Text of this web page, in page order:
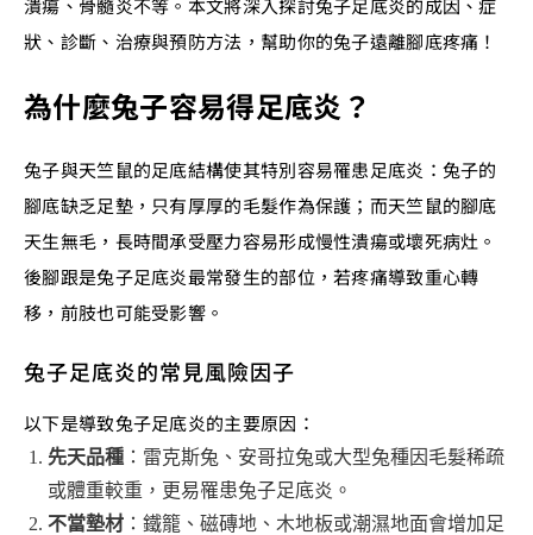
狀、診斷、治療與預防方法，幫助你的兔子遠離腳底疼痛！
為什麼兔子容易得足底炎？
兔子與天竺鼠的足底結構使其特別容易罹患足底炎：兔子的
腳底缺乏足墊，只有厚厚的毛髮作為保護；而天竺鼠的腳底
天生無毛，長時間承受壓力容易形成慢性潰瘍或壞死病灶。
後腳跟是兔子足底炎最常發生的部位，若疼痛導致重心轉
移，前肢也可能受影響。
兔子足底炎的常見風險因子
以下是導致兔子足底炎的主要原因：
先天品種 ：雷克斯兔、安哥拉兔或大型兔種因毛髮稀疏
或體重較重，更易罹患兔子足底炎。
不當墊材 ：鐵籠、磁磚地、木地板或潮濕地面會增加足